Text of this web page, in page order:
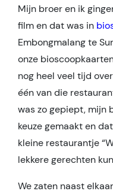
Mijn broer en ik
film en dat was in
Embongmalang te
onze
nog heel veel tijd
één van die
was zo gepiept, mijn
keuze gemaakt en
kleine restaurantje
lekkere gerechten
We zaten naast